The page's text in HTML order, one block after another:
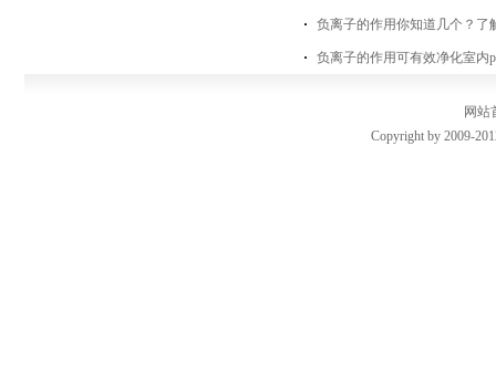
负离子的作用你知道几个？了
负离子的作用可有效净化室内
网站
Copyright by 2009-